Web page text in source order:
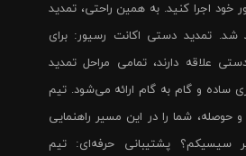
اجرا کنید. به همین راحتی، تمدید
شد. تمدید دستی اکانت رسیور: برای
علاقه دارند، تمامی مراحل تمدید
ساده و گام به گام ارائه می‌شود. تیم
حوصله، شما را در این مسیر راهنمایی
سیسیکم؟ پشتیبانی حرفه‌ای: تیم